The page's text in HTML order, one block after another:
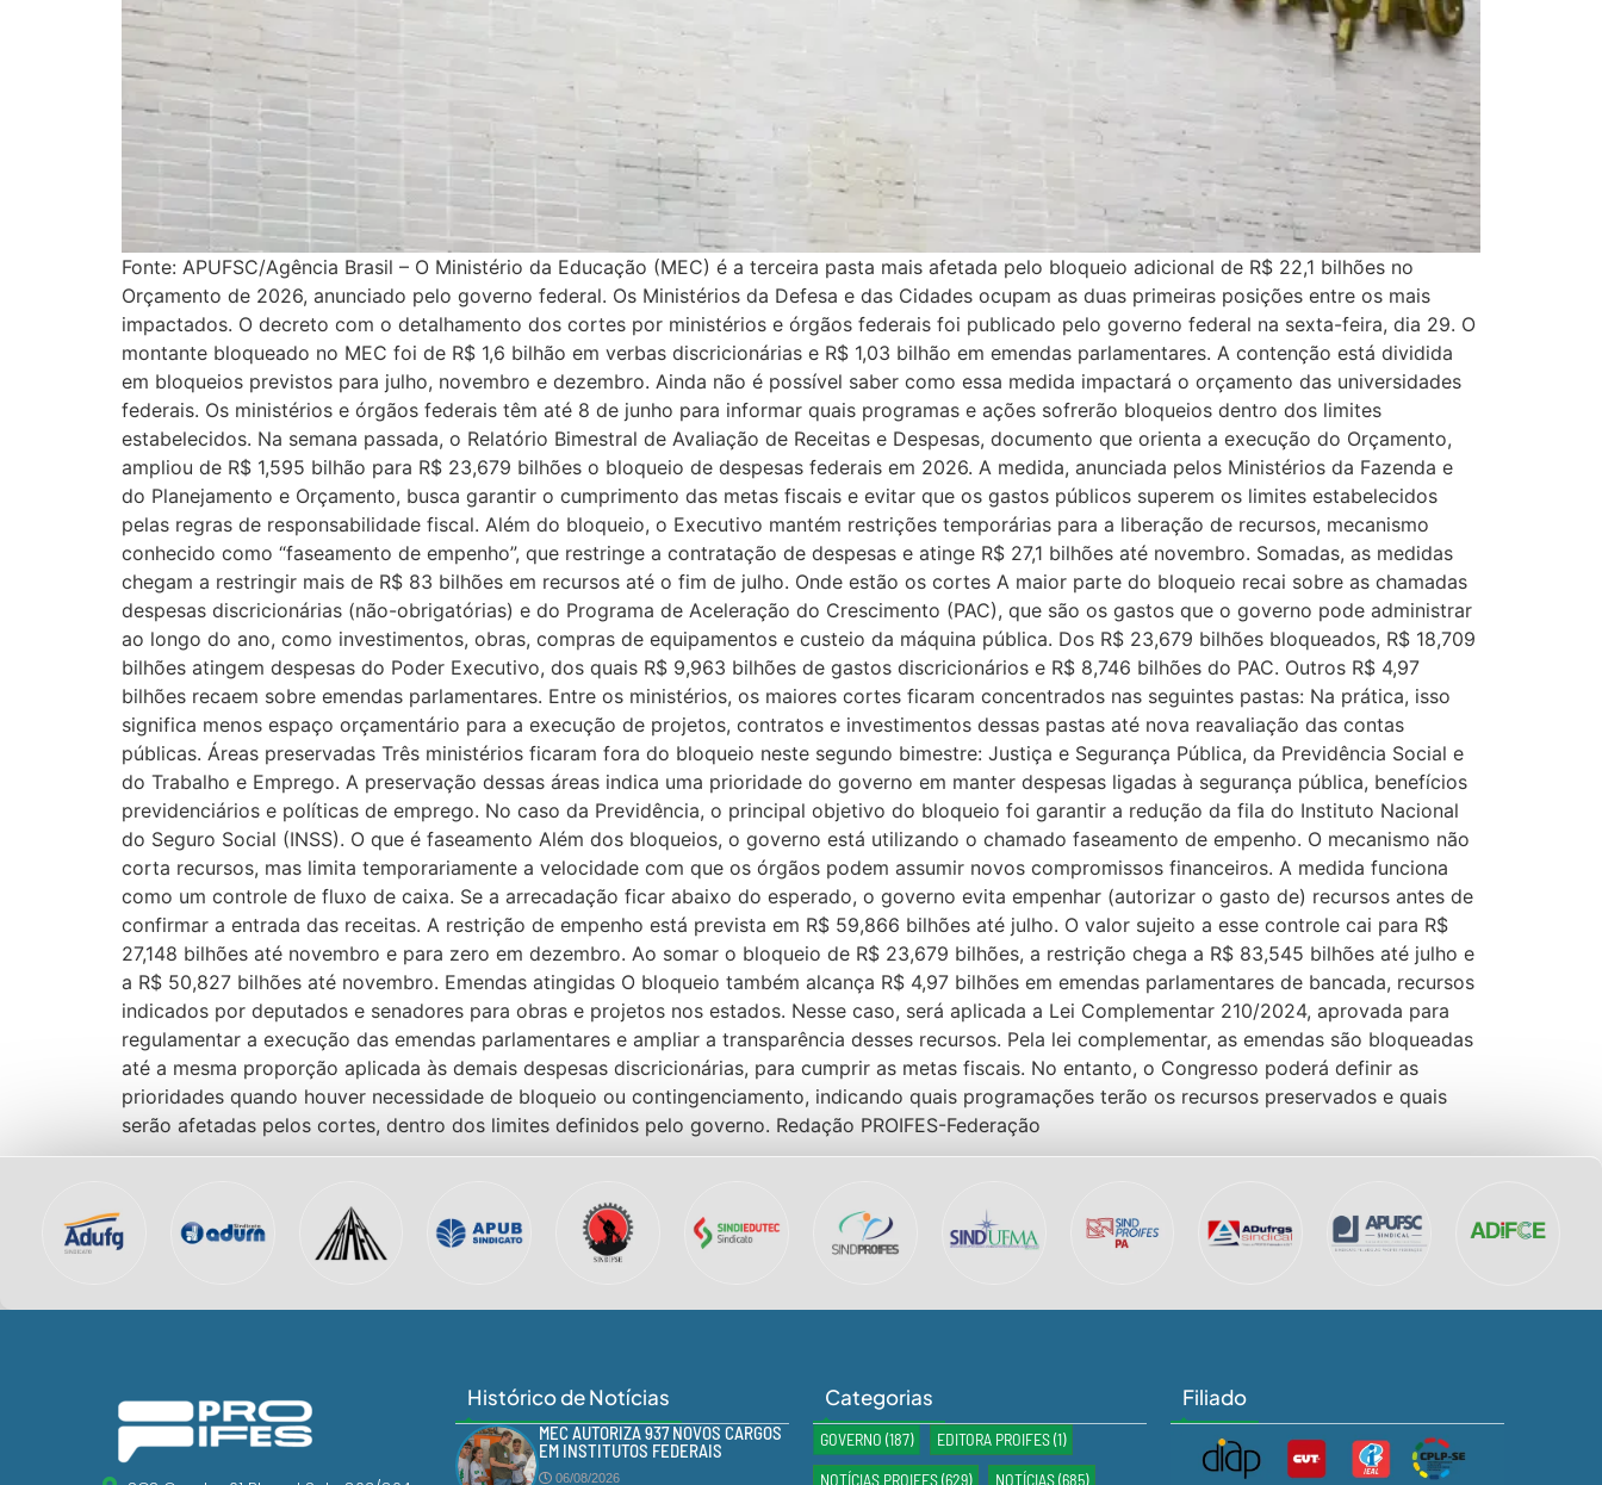
Fonte: APUFSC/Agência Brasil – O Ministério da Educação (MEC) é a terceira pasta mais afetada pelo bloqueio adicional de R$ 22,1 bilhões no
Orçamento de 2026, anunciado pelo governo federal. Os Ministérios da Defesa e das Cidades ocupam as duas primeiras posições entre os mais
impactados. O decreto com o detalhamento dos cortes por ministérios e órgãos federais foi publicado pelo governo federal na sexta-feira, dia 29. O
montante bloqueado no MEC foi de R$ 1,6 bilhão em verbas discricionárias e R$ 1,03 bilhão em emendas parlamentares. A contenção está dividida
em bloqueios previstos para julho, novembro e dezembro. Ainda não é possível saber como essa medida impactará o orçamento das universidades
federais. Os ministérios e órgãos federais têm até 8 de junho para informar quais programas e ações sofrerão bloqueios dentro dos limites
estabelecidos. Na semana passada, o Relatório Bimestral de Avaliação de Receitas e Despesas, documento que orienta a execução do Orçamento,
ampliou de R$ 1,595 bilhão para R$ 23,679 bilhões o bloqueio de despesas federais em 2026. A medida, anunciada pelos Ministérios da Fazenda e
do Planejamento e Orçamento, busca garantir o cumprimento das metas fiscais e evitar que os gastos públicos superem os limites estabelecidos
pelas regras de responsabilidade fiscal. Além do bloqueio, o Executivo mantém restrições temporárias para a liberação de recursos, mecanismo
conhecido como “faseamento de empenho”, que restringe a contratação de despesas e atinge R$ 27,1 bilhões até novembro. Somadas, as medidas
chegam a restringir mais de R$ 83 bilhões em recursos até o fim de julho. Onde estão os cortes A maior parte do bloqueio recai sobre as chamadas
despesas discricionárias (não-obrigatórias) e do Programa de Aceleração do Crescimento (PAC), que são os gastos que o governo pode administrar
ao longo do ano, como investimentos, obras, compras de equipamentos e custeio da máquina pública. Dos R$ 23,679 bilhões bloqueados, R$ 18,709
bilhões atingem despesas do Poder Executivo, dos quais R$ 9,963 bilhões de gastos discricionários e R$ 8,746 bilhões do PAC. Outros R$ 4,97
bilhões recaem sobre emendas parlamentares. Entre os ministérios, os maiores cortes ficaram concentrados nas seguintes pastas: Na prática, isso
significa menos espaço orçamentário para a execução de projetos, contratos e investimentos dessas pastas até nova reavaliação das contas
públicas. Áreas preservadas Três ministérios ficaram fora do bloqueio neste segundo bimestre: Justiça e Segurança Pública, da Previdência Social e
do Trabalho e Emprego. A preservação dessas áreas indica uma prioridade do governo em manter despesas ligadas à segurança pública, benefícios
previdenciários e políticas de emprego. No caso da Previdência, o principal objetivo do bloqueio foi garantir a redução da fila do Instituto Nacional
do Seguro Social (INSS). O que é faseamento Além dos bloqueios, o governo está utilizando o chamado faseamento de empenho. O mecanismo não
corta recursos, mas limita temporariamente a velocidade com que os órgãos podem assumir novos compromissos financeiros. A medida funciona
como um controle de fluxo de caixa. Se a arrecadação ficar abaixo do esperado, o governo evita empenhar (autorizar o gasto de) recursos antes de
confirmar a entrada das receitas. A restrição de empenho está prevista em R$ 59,866 bilhões até julho. O valor sujeito a esse controle cai para R$
27,148 bilhões até novembro e para zero em dezembro. Ao somar o bloqueio de R$ 23,679 bilhões, a restrição chega a R$ 83,545 bilhões até julho e
a R$ 50,827 bilhões até novembro. Emendas atingidas O bloqueio também alcança R$ 4,97 bilhões em emendas parlamentares de bancada, recursos
indicados por deputados e senadores para obras e projetos nos estados. Nesse caso, será aplicada a Lei Complementar 210/2024, aprovada para
regulamentar a execução das emendas parlamentares e ampliar a transparência desses recursos. Pela lei complementar, as emendas são bloqueadas
até a mesma proporção aplicada às demais despesas discricionárias, para cumprir as metas fiscais. No entanto, o Congresso poderá definir as
prioridades quando houver necessidade de bloqueio ou contingenciamento, indicando quais programações terão os recursos preservados e quais
serão afetadas pelos cortes, dentro dos limites definidos pelo governo. Redação PROIFES-Federação
Histórico de Notícias
MEC AUTORIZA 937 NOVOS CARGOS
EM INSTITUTOS FEDERAIS
06/08/2026
Categorias
GOVERNO (187) EDITORA PROIFES(1)
NOTÍCIAS PROIFES(629) NOTÍCIAS(685)
Filiado